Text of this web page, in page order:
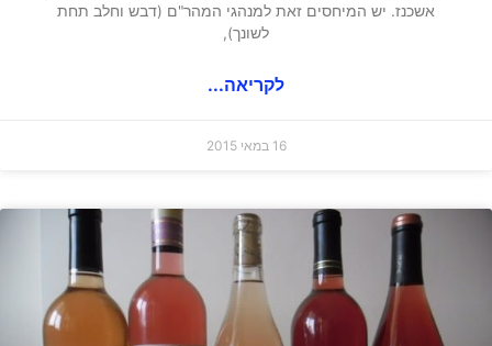
אשכנז. יש המיחסים זאת למנהגי המהר"ם (דבש וחלב תחת
לשונך),
לקריאה...
16 במאי 2015